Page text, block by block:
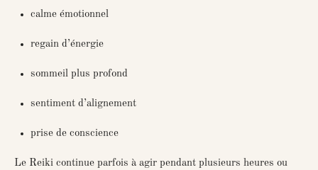
calme émotionnel
regain d’énergie
sommeil plus profond
sentiment d’alignement
prise de conscience
Le Reiki continue parfois à agir pendant plusieurs heures ou